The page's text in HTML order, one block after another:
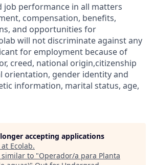
job performance in all matters
compensation, benefits,
and opportunities for
will not discriminate against any
for employment because of
creed, national origin,citizenship
orientation, gender identity and
information, marital status, age,
accepting applications
at Ecolab.
similar to "Operador/a para Planta